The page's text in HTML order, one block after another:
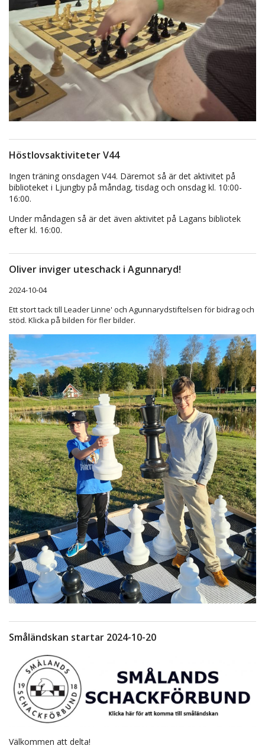
Höstlovsaktiviteter V44
Ingen träning onsdagen V44. Däremot så är det aktivitet på
biblioteket i Ljungby på måndag, tisdag och onsdag kl. 10:00-
16:00.
Under måndagen så är det även aktivitet på Lagans bibliotek
efter kl. 16:00.
Oliver inviger uteschack i Agunnaryd!
2024-10-04
Ett stort tack till Leader Linne' och Agunnarydstiftelsen för bidrag och
stöd. Klicka på bilden för fler bilder.
Småländskan startar 2024-10-20
Välkommen att delta!